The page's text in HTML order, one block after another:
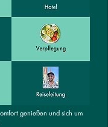
genießen und sich um